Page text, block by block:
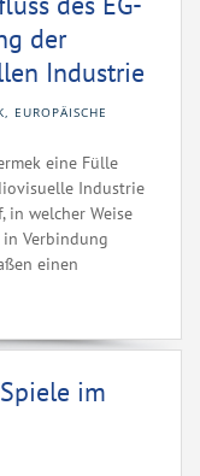
der
Industrie
EUROPÄISCHE
eine Fülle
Industrie
in welcher Weise
Verbindung
einen
im